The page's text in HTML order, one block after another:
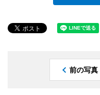
前の写真